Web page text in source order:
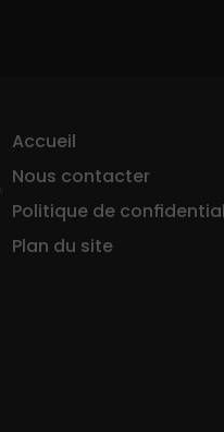
Accueil
Nous contacter
Politique de
Plan du site